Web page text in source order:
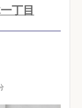
丁目